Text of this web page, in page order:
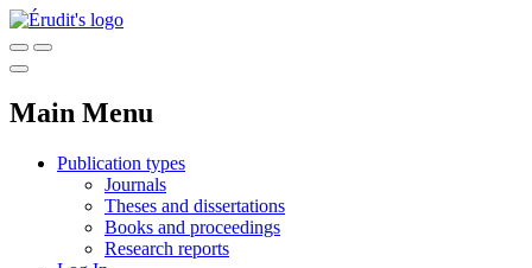
Main Menu
Publication types
Journals
Theses and dissertations
Books and proceedings
Research reports